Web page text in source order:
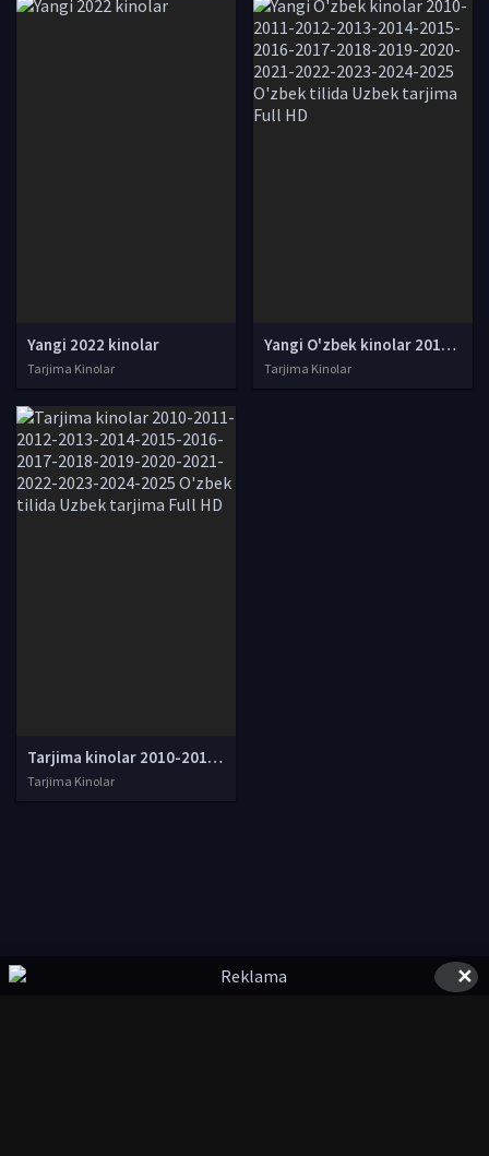
Yangi 2022 kinolar
Tarjima Kinolar
Yangi O'zbek kinolar 2010-2011-2012-2013-2014-2015-2016-2017-2018-2019-2020-2021-2022-2023-2024-2025 O'zbek tilida Uzbek tarjima Full HD
Tarjima Kinolar
Tarjima kinolar 2010-2011-2012-2013-2014-2015-2016-2017-2018-2019-2020-2021-2022-2023-2024-2025 O'zbek tilida Uzbek tarjima Full HD
Tarjima Kinolar
✕